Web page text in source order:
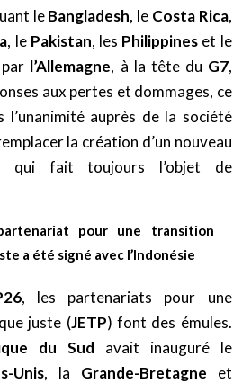
leBangladesh, le Costa Rica,
, le Pakistan, les Philippines et le
l’Allemagne, à la tête du G7,
aux pertes et dommages, ce
auprès de la société
la création d’un nouveau
qui fait toujours l’objet de
pour une transition
a été signé avec l’Indonésie
, les partenariats pour une
juste (JETP) font des émules.
du Sud avait inauguré le
Unis, la Grande-Bretagne et